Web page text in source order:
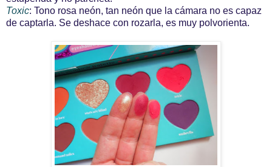
Toxic: Tono rosa neón, tan neón que la cámara no es capaz
de captarla. Se deshace con rozarla, es muy polvorienta.